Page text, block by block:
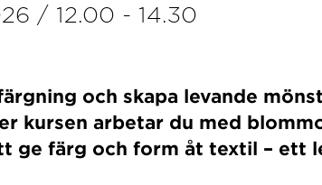
/ 12.00 - 14.30
och skapa levande
kursen arbetar du med
ge färg och form åt textil – ett